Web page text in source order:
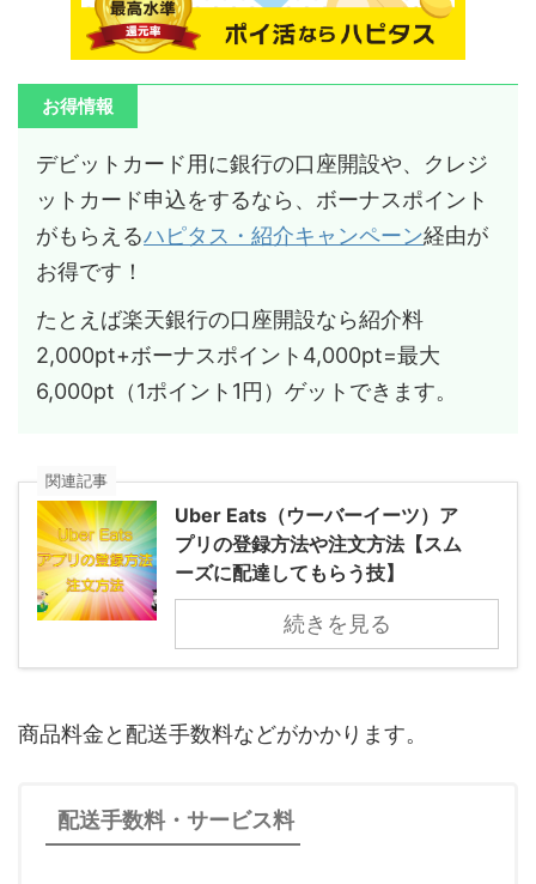
お得情報
デビットカード用に銀行の口座開設や、クレジ
ットカード申込をするなら、ボーナスポイント
がもらえるハピタス・紹介キャンペーン経由が
お得です！
たとえば楽天銀行の口座開設なら紹介料
2,000pt+ボーナスポイント4,000pt=最大
6,000pt（1ポイント1円）ゲットできます。
関連記事
Uber Eats（ウーバーイーツ）ア
プリの登録方法や注文方法【スム
ーズに配達してもらう技】
続きを見る
商品料金と配送手数料などがかかります。
配送手数料・サービス料